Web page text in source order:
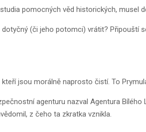
pomocných věd historických, musel
(či jeho potomci) vrátit? Připouští
jsou morálně naprosto čistí. To
agenturu nazval Agentura
z čeho ta zkratka vznikla.